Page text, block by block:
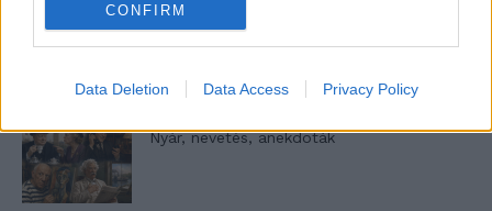
CONFIRM
Data Deletion Data Access Privacy Policy
A világ legismertebb ruhái
Nyár, nevetés, anekdoták